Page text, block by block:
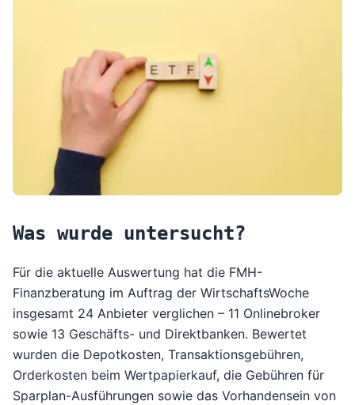
Was wurde untersucht?
Für die aktuelle Auswertung hat die FMH-
Finanzberatung im Auftrag der WirtschaftsWoche
insgesamt 24 Anbieter verglichen – 11 Onlinebroker
sowie 13 Geschäfts- und Direktbanken. Bewertet
wurden die Depotkosten, Transaktionsgebühren,
Orderkosten beim Wertpapierkauf, die Gebühren für
Sparplan-Ausführungen sowie das Vorhandensein von